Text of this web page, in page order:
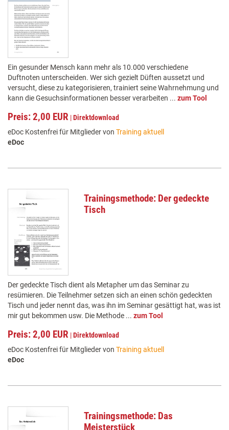
Ein gesunder Mensch kann mehr als 10.000 verschiedene
Duftnoten unterscheiden. Wer sich gezielt Düften aussetzt und
versucht, diese zu kategorisieren, trainiert seine Wahrnehmung und
kann die Gesuchsinformationen besser verarbeiten ... zum Tool
Preis: 2,00 EUR |Direktdownload
eDoc Kostenfrei für Mitglieder von Training aktuell
eDoc
Trainingsmethode: Der gedeckte
Tisch
Der gedeckte Tisch dient als Metapher um das Seminar zu
resümieren. Die Teilnehmer setzen sich an einen schön gedeckten
Tisch und jeder nennt das, was ihn im Seminar gesättigt hat, was ist
mir gut bekommen usw. Die Methode ... zum Tool
Preis: 2,00 EUR |Direktdownload
eDoc Kostenfrei für Mitglieder von Training aktuell
eDoc
Trainingsmethode: Das
Meisterstück